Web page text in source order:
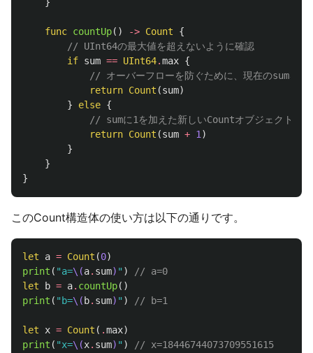
func countUp() -> Count
{
// UInt64の最大値を超えないように確認
if sum == UInt64.max {
// オーバーフローを防ぐために、現在のsumを
return Count (sum)
}
else {
// sumに1を加えた新しいCountオブジェクトを
return Count (sum + 1 )
}
}
}
このCount構造体の使い方は以下の通りです。
let a = Count (0)
print ( "a=\(a. sum) " )
// a=0
let
b = a. countUp()
print ( "b=\( b. sum) " ) // b=1
let x = Count ( .max)
print ( "x=\(x. sum) " )
// x=18446744073709551615